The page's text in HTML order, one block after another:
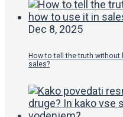
Dec 8, 2025
How to tell the truth without
sales?